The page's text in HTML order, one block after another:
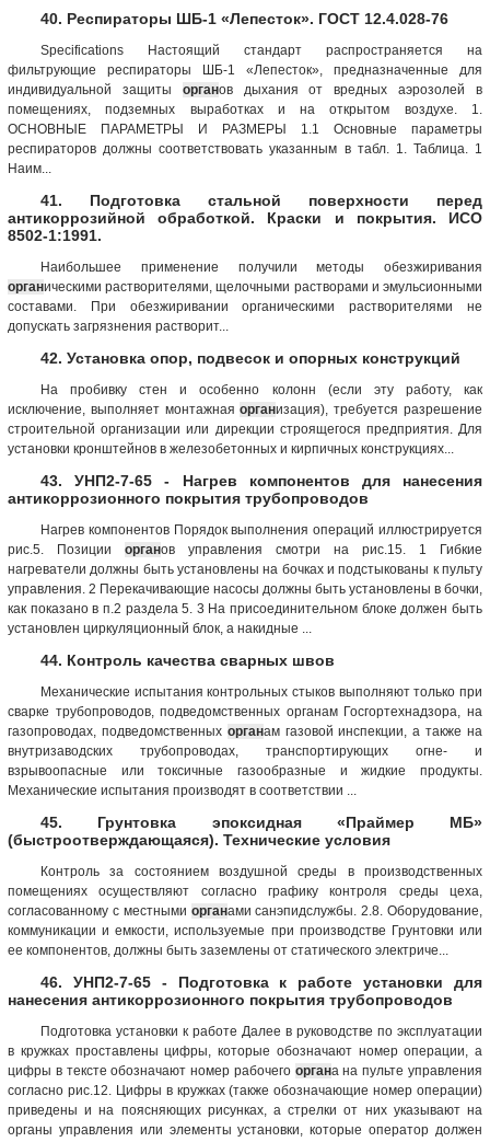
40. Респираторы ШБ-1 «Лепесток». ГОСТ 12.4.028-76
Specifications Настоящий стандарт распространяется на
фильтрующие респираторы ШБ-1 «Лепесток», пред­назначенные для
индивидуальной защиты органов дыхания от вредных аэрозолей в
помещениях, подземных выработках и на открытом воздухе. 1.
ОСНОВНЫЕ ПАРАМЕТРЫ И РАЗМЕРЫ 1.1 Основные параметры
респираторов должны соответствовать указанным в табл. 1. Таблица. 1
Наим...
41. Подготовка стальной поверхности перед
антикоррозийной обработкой. Краски и покрытия. ИСО
8502-1:1991.
Наибольшее применение получили методы обезжиривания
органическими растворителями, щелочными растворами и эмульсионными
составами. При обезжиривании органическими растворителями не
допускать загрязнения растворит...
42. Установка опор, подвесок и опорных конструкций
На пробивку стен и особенно колонн (если эту работу, как
исключение, выполняет монтажнаяорганизация), требуется разрешение
строительной организации или дирекции строящегося предприятия. Для
установки кронштейнов в железобетонных и кирпичных конструкциях...
43. УНП2-7-65 - Нагрев компонентов для нанесения
антикоррозионного покрытия трубопроводов
Нагрев компонентов Порядок выполнения операций иллюстрируется
рис.5. Позиции органов управления смотри на рис.15. 1 Гибкие
нагреватели должны быть установлены на бочках и подстыкованы к пульту
управления. 2 Перекачивающие насосы должны быть установлены в бочки,
как показано в п.2 раздела 5. 3 На присоединительном блоке должен быть
установлен циркуляционный блок, а накидные ...
44. Контроль качества сварных швов
Механические испытания контрольных стыков выполняют только при
сварке трубопроводов, подведомственных органам Госгортехнадзора, на
газопроводах, подведомственных органам газовой инспекции, а также на
внутризаводских трубопроводах, транспортирующих огне- и
взрывоопасные или токсичные газообразные и жидкие продукты.
Механические испытания производят в соответствии ...
45. Грунтовка эпоксидная «Праймер МБ»
(быстроотверждающаяся). Технические условия
Контроль за состоянием воздушной среды в производственных
помещениях осуществляют согласно графику контроля среды цеха,
согласованному с местными органами санэпидслужбы. 2.8. Оборудование,
коммуникации и емкости, используемые при производстве Грунтовки или
ее компонентов, должны быть заземлены от статического электриче...
46. УНП2-7-65 - Подготовка к работе установки для
нанесения антикоррозионного покрытия трубопроводов
Подготовка установки к работе Далее в руководстве по эксплуатации
в кружках проставлены цифры, которые обозначают номер операции, а
цифры в тексте обозначают номер рабочего органа на пульте управления
согласно рис.12. Цифры в кружках (также обозначающие номер операции)
приведены и на поясняющих рисунках, а стрелки от них указывают на
органы управления или элементы установки, которые оператор должен